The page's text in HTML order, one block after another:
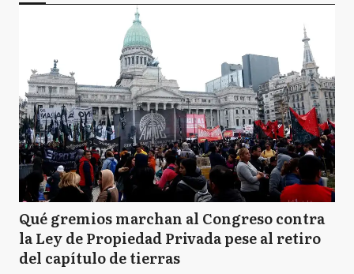
Qué gremios marchan al Congreso contra
la Ley de Propiedad Privada pese al retiro
del capítulo de tierras